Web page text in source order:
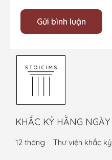
KHẮC KỶ HẰNG NGÀY
12 tháng Thư viện khắc kỷ